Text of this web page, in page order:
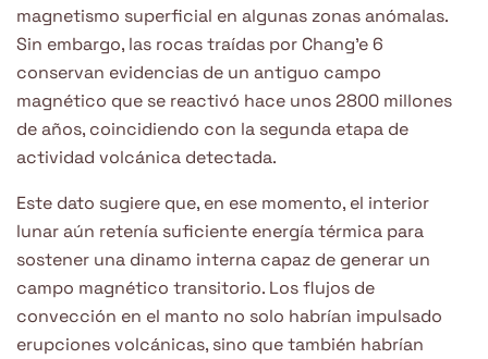
magnetismo superficial en algunas zonas anómalas.
Sin embargo, las rocas traídas por Chang’e 6
conservan evidencias de un antiguo campo
magnético que se reactivó hace unos 2800 millones
de años, coincidiendo con la segunda etapa de
actividad volcánica detectada.
Este dato sugiere que, en ese momento, el interior
lunar aún retenía suficiente energía térmica para
sostener una dinamo interna capaz de generar un
campo magnético transitorio. Los flujos de
convección en el manto no solo habrían impulsado
erupciones volcánicas, sino que también habrían